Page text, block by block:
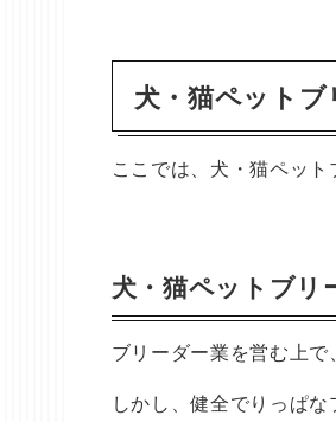
犬・猫ペット
ここでは、犬・猫ペット
犬・猫ペットブリ
ブリーダー業を営む上で
しかし、健全でりっぱ